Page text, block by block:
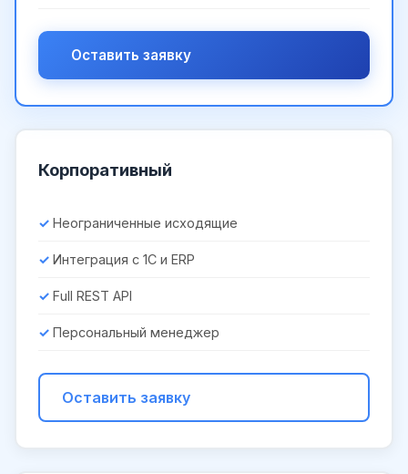
Оставить заявку
Корпоративный
Неограниченные исходящие
Интеграция с 1С и ERP
Full REST API
Персональный менеджер
Оставить заявку